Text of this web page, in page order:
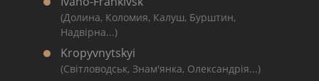
(Долина, Коломия, Калуш, Бурштин,
Надвірна...)
Kropyvnytskyi
(Світловодськ, Знам'янка, Олександрія...)